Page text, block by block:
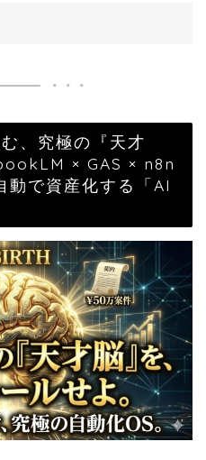
、究極の『天才
× GAS × n8n
動で資産化する「AI